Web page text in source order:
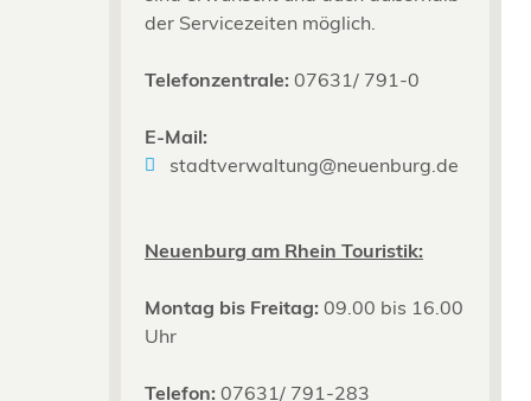
der Servicezeiten möglich.
Telefonzentrale: 07631/ 791-0
E-Mail:
stadtverwaltung@neuenburg.de
Neuenburg am Rhein Touristik:
Montag bis Freitag: 09.00 bis 16.00
Uhr
Telefon: 07631/ 791-283